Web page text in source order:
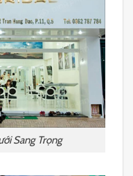
Sang Trọng